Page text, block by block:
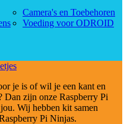
Camera's en Toebehoren
Voeding voor ODROID
je is of wil je een kant en
Dan zijn onze Raspberry Pi
Wij hebben kit samen
Pi Ninjas.